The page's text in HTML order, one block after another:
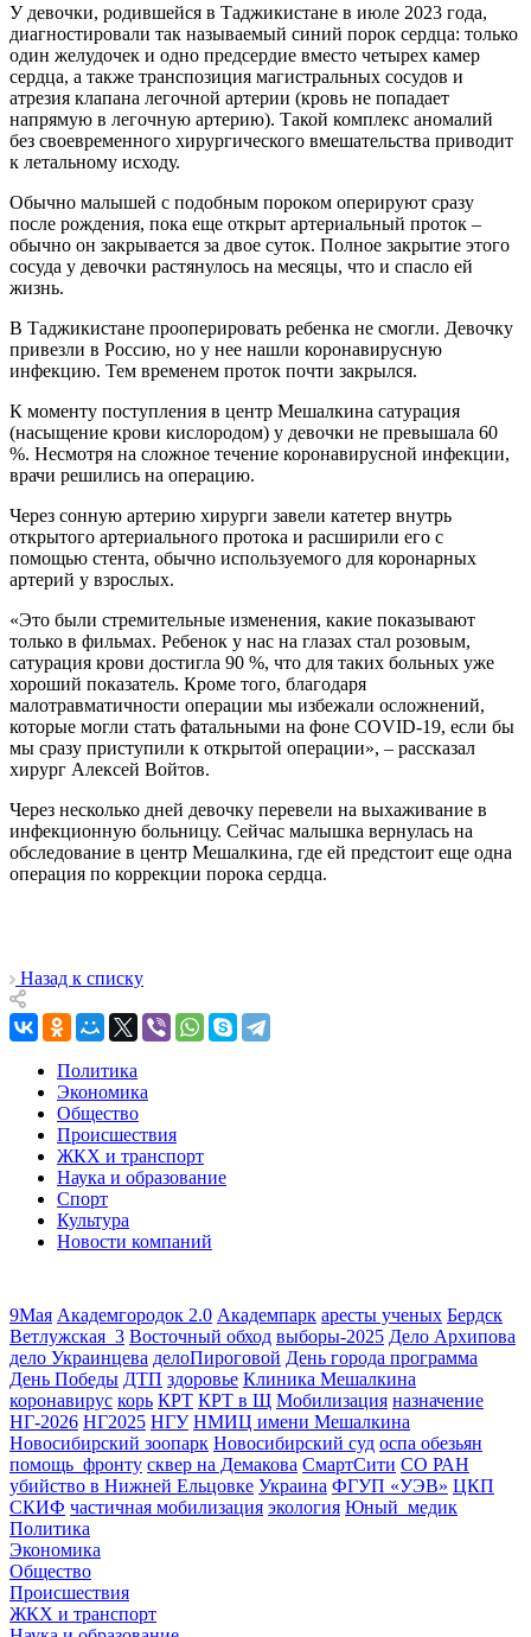
У девочки, родившейся в Таджикистане в июле 2023 года,
диагностировали так называемый синий порок сердца: только
один желудочек и одно предсердие вместо четырех камер
сердца, а также транспозиция магистральных сосудов и
атрезия клапана легочной артерии (кровь не попадает
напрямую в легочную артерию). Такой комплекс аномалий
без своевременного хирургического вмешательства приводит
к летальному исходу.
Обычно малышей с подобным пороком оперируют сразу
после рождения, пока еще открыт артериальный проток –
обычно он закрывается за двое суток. Полное закрытие этого
сосуда у девочки растянулось на месяцы, что и спасло ей
жизнь.
В Таджикистане прооперировать ребенка не смогли. Девочку
привезли в Россию, но у нее нашли коронавирусную
инфекцию. Тем временем проток почти закрылся.
К моменту поступления в центр Мешалкина сатурация
(насыщение крови кислородом) у девочки не превышала 60
%. Несмотря на сложное течение коронавирусной инфекции,
врачи решились на операцию.
Через сонную артерию хирурги завели катетер внутрь
открытого артериального протока и расширили его с
помощью стента, обычно используемого для коронарных
артерий у взрослых.
«Это были стремительные изменения, какие показывают
только в фильмах. Ребенок у нас на глазах стал розовым,
сатурация крови достигла 90 %, что для таких больных уже
хороший показатель. Кроме того, благодаря
малотравматичности операции мы избежали осложнений,
которые могли стать фатальными на фоне COVID-19, если бы
мы сразу приступили к открытой операции», – рассказал
хирург Алексей Войтов.
Через несколько дней девочку перевели на выхаживание в
инфекционную больницу. Сейчас малышка вернулась на
обследование в центр Мешалкина, где ей предстоит еще одна
операция по коррекции порока сердца.
Назад к списку
Политика
Экономика
Общество
Происшествия
ЖКХ и транспорт
Наука и образование
Спорт
Культура
Новости компаний
9Мая Академгородок 2.0 Академпарк аресты ученых Бердск
Ветлужская_3 Восточный обход выборы-2025 Дело Архипова
дело Украинцева делоПироговой День города программа
День Победы ДТП здоровье Клиника Мешалкина
коронавирус корь КРТ КРТ в Щ Мобилизация назначение
НГ-2026 НГ2025 НГУ НМИЦ имени Мешалкина
Новосибирский зоопарк Новосибирский суд оспа обезьян
помощь_фронту сквер на Демакова СмартСити СО РАН
убийство в Нижней Ельцовке Украина ФГУП «УЭВ» ЦКП
СКИФ частичная мобилизация экология Юный_медик
Политика
Экономика
Общество
Происшествия
ЖКХ и транспорт